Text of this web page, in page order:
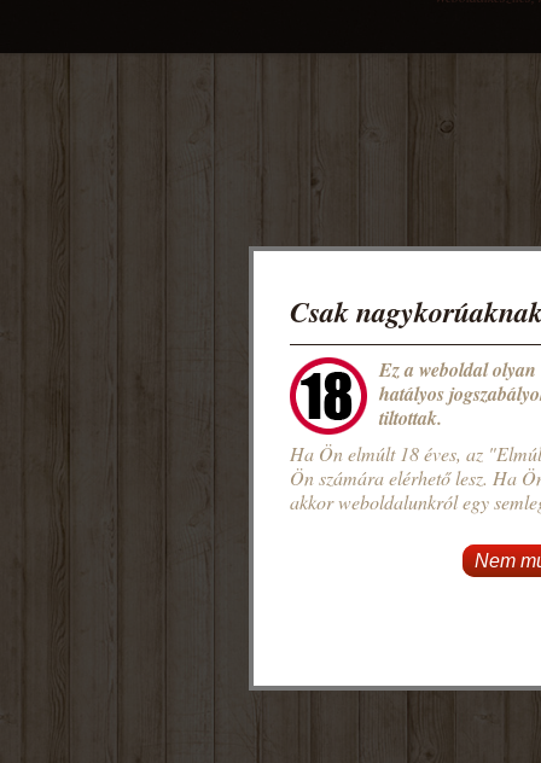
Csak
Ez a weboldal
hatályos
tiltottak.
Ha Ön elmúlt 18 éves, az
Ön számára elérhető lesz. Ha
akkor weboldalunkról egy
Nem